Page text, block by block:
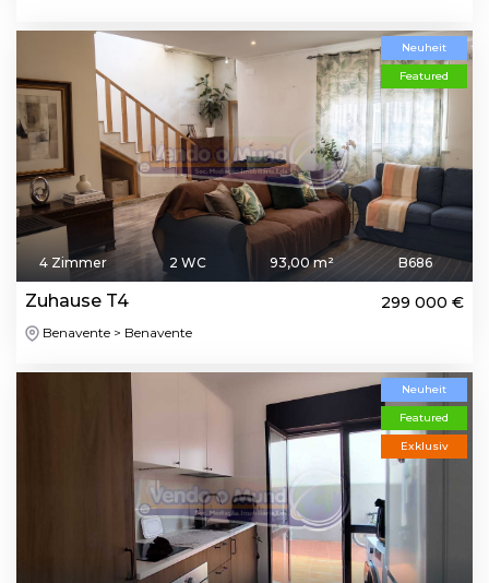
Neuheit
Featured
4 Zimmer 2 WC 93,00 m² B686
Zuhause T4 299 000 €
Benavente > Benavente
Neuheit
Featured
Exklusiv